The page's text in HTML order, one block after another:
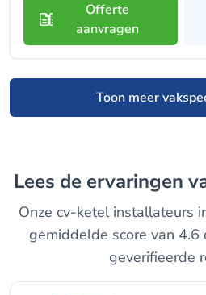
Offerte
aanvragen
Toon meer
Lees de ervaringen
Onze cv-ketel installateurs
gemiddelde score van 4.6
geverifieerde